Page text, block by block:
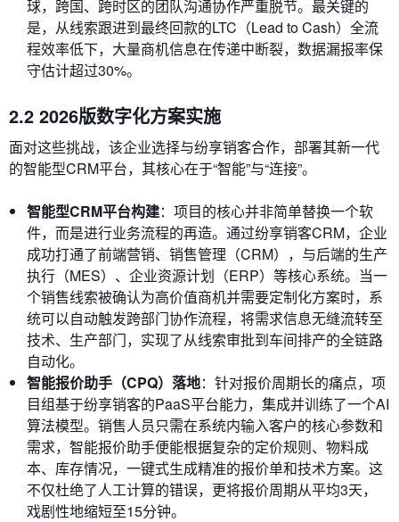
球，跨国、跨时区的团队沟通协作严重脱节。最关键的
是，从线索跟进到最终回款的LTC（Lead to Cash）全流
程效率低下，大量商机信息在传递中断裂，数据漏报率保
守估计超过30%。
2.2 2026版数字化方案实施
面对这些挑战，该企业选择与纷享销客合作，部署其新一代
的智能型CRM平台，其核心在于“智能”与“连接”。
智能型CRM平台构建：项目的核心并非简单替换一个软
件，而是进行业务流程的再造。通过纷享销客CRM，企业
成功打通了前端营销、销售管理（CRM），与后端的生产
执行（MES）、企业资源计划（ERP）等核心系统。当一
个销售线索被确认为高价值商机并需要定制化方案时，系
统可以自动触发跨部门协作流程，将需求信息无缝流转至
技术、生产部门，实现了从线索审批到车间排产的全链路
自动化。
智能报价助手（CPQ）落地：针对报价周期长的痛点，项
目组基于纷享销客的PaaS平台能力，集成并训练了一个AI
算法模型。销售人员只需在系统内输入客户的核心参数和
需求，智能报价助手便能根据复杂的定价规则、物料成
本、库存情况，一键式生成精准的报价单和技术方案。这
不仅杜绝了人工计算的错误，更将报价周期从平均3天，
戏剧性地缩短至15分钟。